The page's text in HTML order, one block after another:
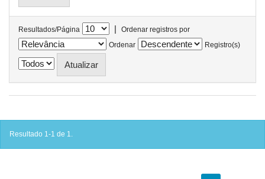
Resultados/Página |
Ordenar registros por
Ordenar
Registro(s)
Resultado 1-1 de 1.